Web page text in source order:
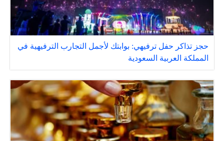
حجز تذاكر حفل ترفيهي: بوابتك لأجمل التجارب الترفيهية في
المملكة العربية السعودية